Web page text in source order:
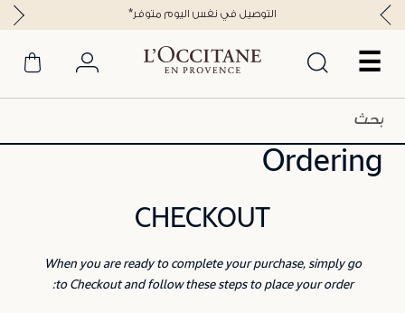
☰
*التوصيل في نفس اليوم متوفر
Ordering
CHECKOUT
When you are ready to complete your purchase, simply go
to Checkout and follow these steps to place your order: